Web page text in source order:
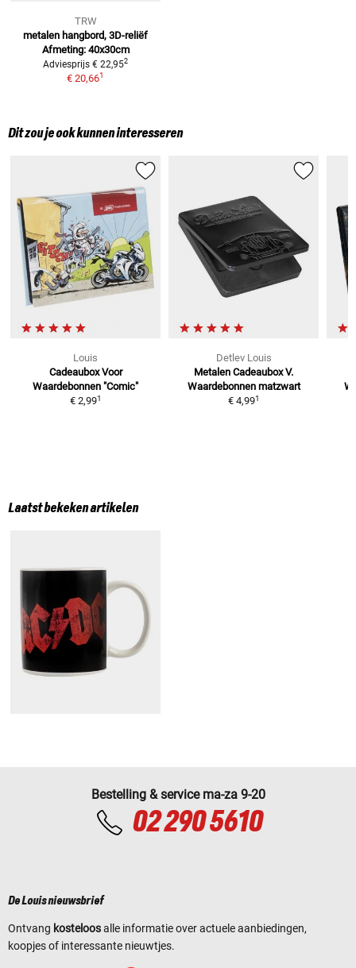
TRW
metalen hangbord, 3D-reliëf
Afmeting: 40x30cm
Adviesprijs € 22,952
€ 20,661
Dit zou je ook kunnen interesseren
Louis
Cadeaubox Voor
Waardebonnen "Comic"
€ 2,991
Detlev Louis
Metalen Cadeaubox V.
Waardebonnen matzwart
€ 4,991
Laatst bekeken artikelen
Bestelling & service ma-za 9-20
02 290 5610
De Louis nieuwsbrief
Ontvang kosteloosalle informatie over actuele aanbiedingen,
koopjes of interessante nieuwtjes.